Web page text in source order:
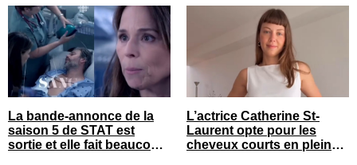
La bande-annonce de la
saison 5 de STAT est
sortie et elle fait beaucoup
L’actrice Catherine St-
Laurent opte pour les
cheveux courts en pleine